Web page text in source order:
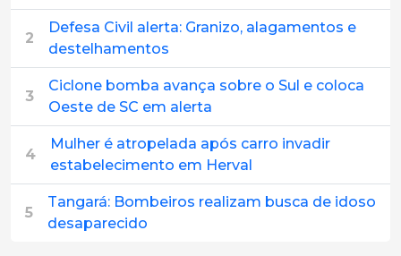
2
Defesa Civil alerta: Granizo, alagamentos e
destelhamentos
3
Ciclone bomba avança sobre o Sul e coloca
Oeste de SC em alerta
4
Mulher é atropelada após carro invadir
estabelecimento em Herval
5
Tangará: Bombeiros realizam busca de idoso
desaparecido